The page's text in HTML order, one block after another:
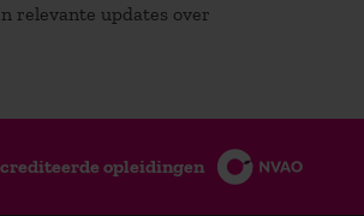
relevante updates over
opleidingen